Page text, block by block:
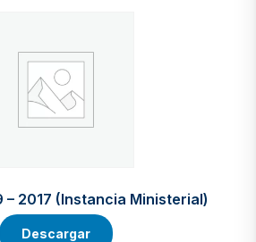
– 2017 (Instancia Ministerial)
Descargar